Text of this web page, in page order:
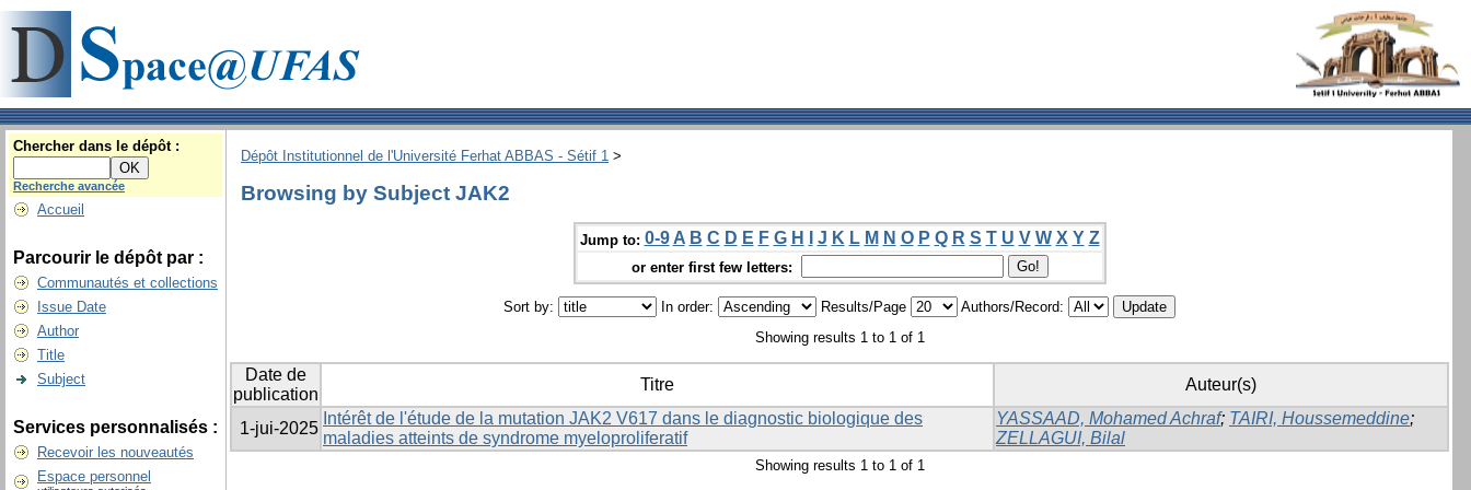
Chercher dans le dépôt :
Recherche avancée
Accueil
Parcourir le dépôt par :
Communautés et collections
Issue Date
Author
Title
Subject
Services personnalisés :
Recevoir les nouveautés
Espace personnel
Dépôt Institutionnel de l'Université Ferhat ABBAS - Sétif 1 >
Browsing by Subject JAK2
Jump to: 0-9 A B C D E F G H J K L M N O P Q R S T U V W X Y Z
or enter first few letters:
Sort by: In order: Results/Page
Authors/Record:
Showing results 1 to 1 of 1
Date de
publication
Titre Auteur(s)
1-jui-2025
Intérêt de l'étude de la mutation JAK2 V617 dans le diagnostic biologique des
maladies atteints de syndrome myeloproliferatif
YASSAAD, Mohamed Achraf; TAIRI, Houssemeddine;
ZELLAGUI, Bilal
Showing results 1 to 1 of 1